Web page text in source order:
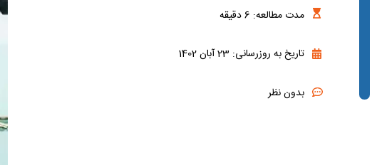
مدت مطالعه: 6دقیقه
تاریخ به روزرسانی: 23 آبان 1402
بدون نظر